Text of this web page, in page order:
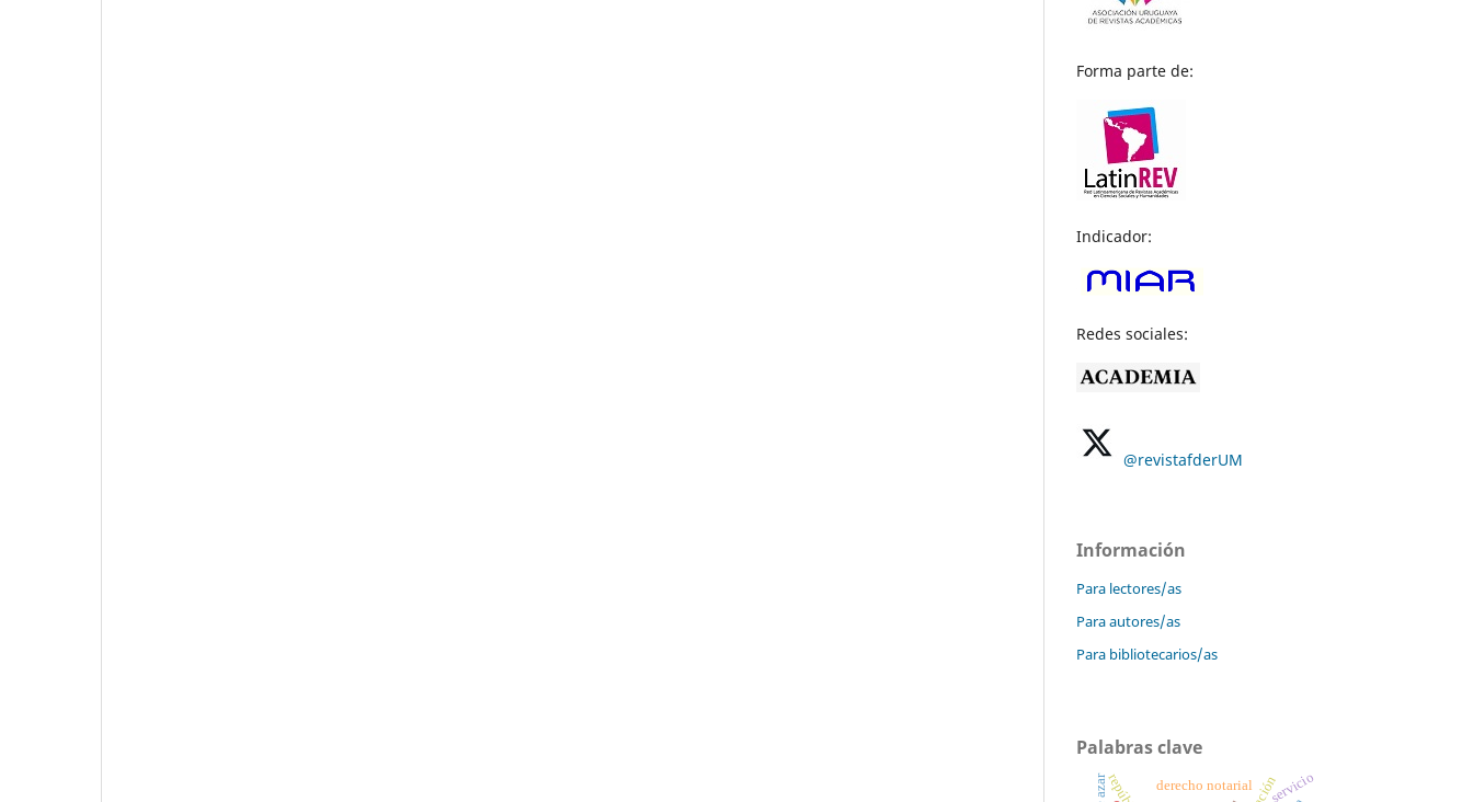
Forma parte de:
Indicador:
Redes sociales:
@revistafderUM
Información
Para lectores/as
Para autores/as
Para bibliotecarios/as
Palabras clave
derecho notarial servicio